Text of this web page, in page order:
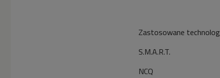
Zastosowane
S.M.A.R.T.
NCQ